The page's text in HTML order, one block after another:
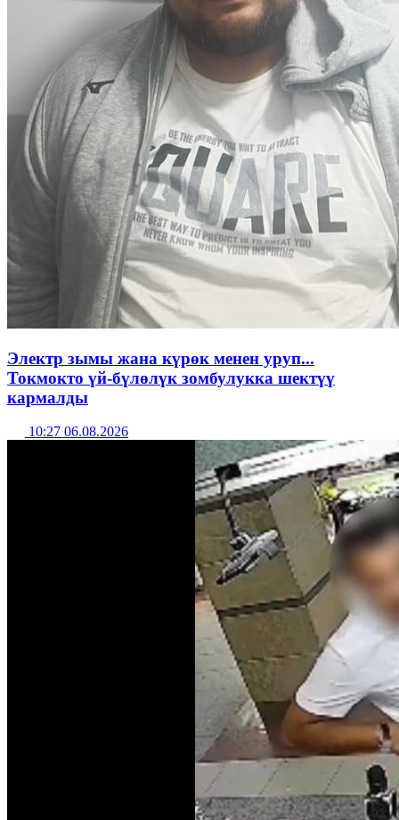
Электр зымы жана күрөк менен уруп...
Токмокто үй-бүлөлүк зомбулукка шектүү
кармалды
10:27 06.08.2026